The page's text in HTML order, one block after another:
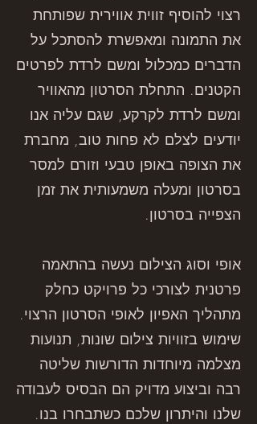
רצוי להוסיף זווית אווירית שפותחת
את התמונה ומאפשרת להסתכל על
הדברים כמכלול ומשם לרדת לפרטים
הקטנים. התחלת הסרטון מהאוויר
ומשם לרדת לקרקע, שגם עליה אנו
יודעים לצלם לא פחות טוב, מחברת
את הצופה באופן טבעי וזורם למסר
בסרטון ומעלה משמעותית את זמן
הצפייה בסרטון.
אופי וסוג הצילום נעשה בהתאמה
פרטנית לצורכי כל פרויקט כחלק
מתהליך האפיון לאופי הסרטון הרצוי.
שימוש בזוויות צילום שונות, תנועות
מצלמה מיוחדות הדורשות שליטה
רבה וביצוע מדויק הם הבסיס לעבודה
שלנו והיתרון שלכם כשתבחרו בנו.